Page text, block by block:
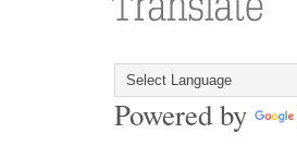
Powered by